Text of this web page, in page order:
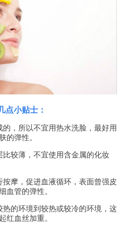
点小贴士：
，所以不宜用热水洗脸，最好用
的弹性。
比较薄，不宜使用含金属的化妆
摩，促进血液循环，表面曾强皮
血管的弹性。
的环境到较热或较冷的环境，这
红血丝加重。